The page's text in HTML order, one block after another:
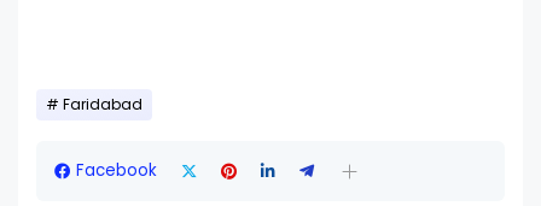
Faridabad
Facebook